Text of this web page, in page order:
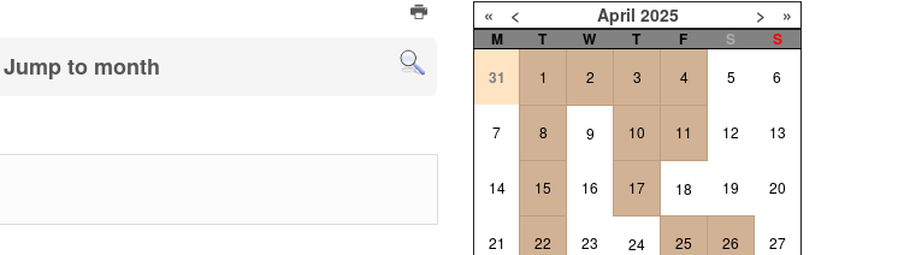
Jump to month
« < April 2025 > »
M T W T F S
S
31
1 2 3 4 5 6
7 8 9 10 11 12 13
14 15 16 17 18 19 20
21 22 23 24 25 26 27